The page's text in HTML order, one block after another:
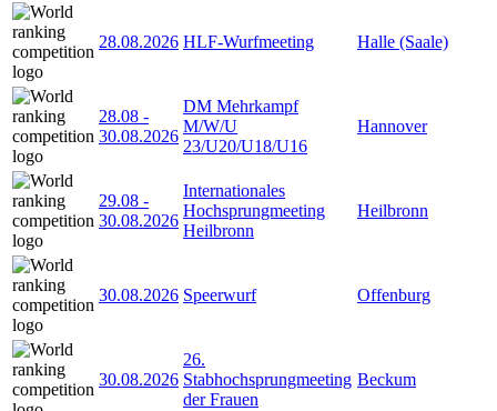
28.08.2026 HLF-Wurfmeeting Halle (Saale)
28.08 -
30.08.2026
DM Mehrkampf
M/W/U
23/U20/U18/U16
Hannover
29.08 -
30.08.2026
Internationales
Hochsprungmeeting
Heilbronn
Heilbronn
30.08.2026 Speerwurf Offenburg
30.08.2026
26.
Stabhochsprungmeeting
der Frauen
Beckum